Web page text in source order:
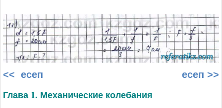
<< есеп есеп >>
Глава 1. Механические колебания